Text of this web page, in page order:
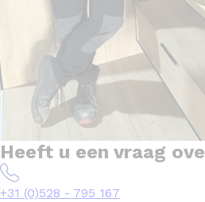
Heeft u een vraag
+31 (0)528 - 795 167